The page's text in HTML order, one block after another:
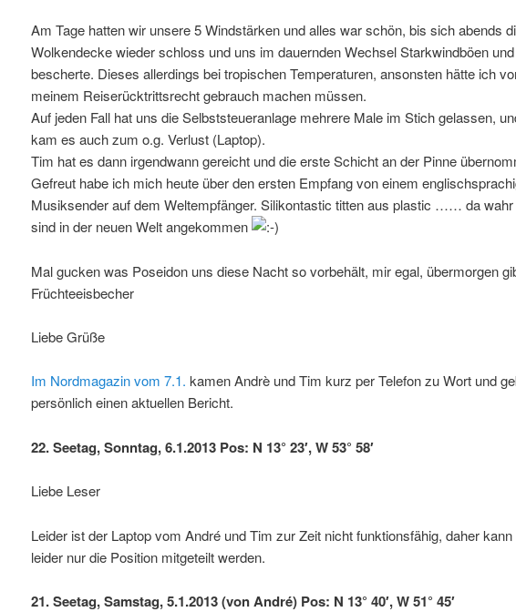
Am Tage hatten wir unsere 5 Windstärken und alles war schön, bis sich abends
Wolkendecke wieder schloss und uns im dauernden Wechsel Starkwindböen
bescherte. Dieses allerdings bei tropischen Temperaturen, ansonsten hätte ich
meinem Reiserücktrittsrecht gebrauch machen müssen.
Auf jeden Fall hat uns die Selbststeueranlage mehrere Male im Stich gelassen,
kam es auch zum o.g. Verlust (Laptop).
Tim hat es dann irgendwann gereicht und die erste Schicht an der Pinne
Gefreut habe ich mich heute über den ersten Empfang von einem
Musiksender auf dem Weltempfänger. Silikontastic titten aus plastic …… da wahr
sind in der neuen Welt angekommen
Mal gucken was Poseidon uns diese Nacht so vorbehält, mir egal, übermorgen
Früchteeisbecher
Liebe Grüße
Im Nordmagazin vom 7.1. kamen Andrè und Tim kurz per Telefon zu Wort und
persönlich einen aktuellen Bericht.
22. Seetag, Sonntag, 6.1.2013 Pos: N 13° 23′, W 53° 58′
Liebe Leser
Leider ist der Laptop vom André und Tim zur Zeit nicht funktionsfähig, daher kann
leider nur die Position mitgeteilt werden.
21. Seetag, Samstag, 5.1.2013 (von André) Pos: N 13° 40′, W 51° 45′